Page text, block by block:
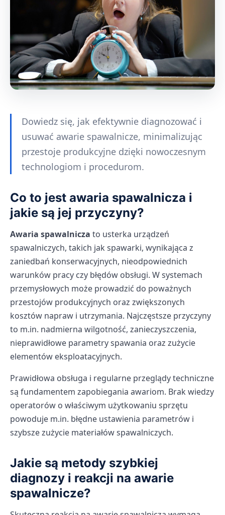
Dowiedz się, jak efektywnie diagnozować i
usuwać awarie spawalnicze, minimalizując
przestoje produkcyjne dzięki nowoczesnym
technologiom i procedurom.
Co to jest awaria spawalnicza i
jakie są jej przyczyny?
Awaria spawalnicza to usterka urządzeń
spawalniczych, takich jak spawarki, wynikająca z
zaniedbań konserwacyjnych, nieodpowiednich
warunków pracy czy błędów obsługi. W systemach
przemysłowych może prowadzić do poważnych
przestojów produkcyjnych oraz zwiększonych
kosztów napraw i utrzymania. Najczęstsze przyczyny
to m.in. nadmierna wilgotność, zanieczyszczenia,
nieprawidłowe parametry spawania oraz zużycie
elementów eksploatacyjnych.
Prawidłowa obsługa i regularne przeglądy techniczne
są fundamentem zapobiegania awariom. Brak wiedzy
operatorów o właściwym użytkowaniu sprzętu
powoduje m.in. błędne ustawienia parametrów i
szybsze zużycie materiałów spawalniczych.
Jakie są metody szybkiej
diagnozy i reakcji na awarie
spawalnicze?